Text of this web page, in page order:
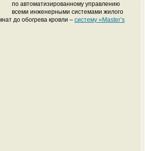
по автоматизированному управлению
всеми инженерными системами жилого
до обогрева кровли – систему «Master’s